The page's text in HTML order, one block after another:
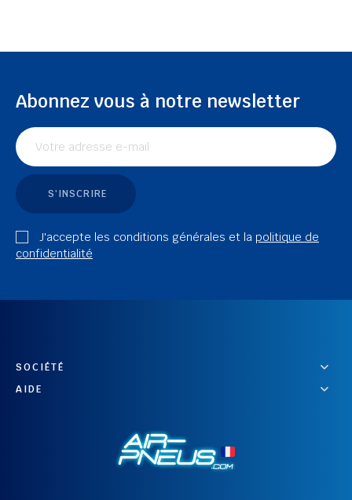
Abonnez vous à notre newsletter
S'INSCRIRE
J'accepte les conditions générales et la politique de
confidentialité
SOCIÉTÉ
AIDE